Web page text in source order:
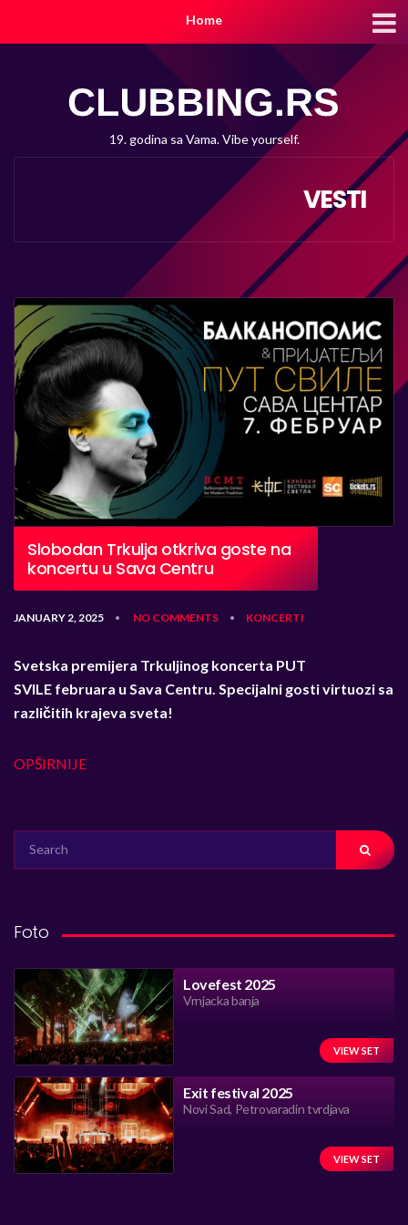
Home
19. godina sa Vama. Vibe yourself.
VESTI
Slobodan Trkulja otkriva goste na
koncertu u Sava Centru
JANUARY 2, 2025 • NO COMMENTS • KONCERTI
Svetska premijera Trkuljinog koncerta PUT
SVILE februara u Sava Centru. Specijalni gosti virtuozi sa
različitih krajeva sveta!
OPŠIRNIJE
FOR:
Foto
Lovefest 2025
Vrnjacka banja
VIEW SET
Exit festival 2025
Novi Sad, Petrovaradin tvrdjava
VIEW SET